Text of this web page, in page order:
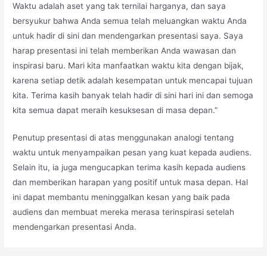
Waktu adalah aset yang tak ternilai harganya, dan saya
bersyukur bahwa Anda semua telah meluangkan waktu Anda
untuk hadir di sini dan mendengarkan presentasi saya. Saya
harap presentasi ini telah memberikan Anda wawasan dan
inspirasi baru. Mari kita manfaatkan waktu kita dengan bijak,
karena setiap detik adalah kesempatan untuk mencapai tujuan
kita. Terima kasih banyak telah hadir di sini hari ini dan semoga
kita semua dapat meraih kesuksesan di masa depan.”
Penutup presentasi di atas menggunakan analogi tentang
waktu untuk menyampaikan pesan yang kuat kepada audiens.
Selain itu, ia juga mengucapkan terima kasih kepada audiens
dan memberikan harapan yang positif untuk masa depan. Hal
ini dapat membantu meninggalkan kesan yang baik pada
audiens dan membuat mereka merasa terinspirasi setelah
mendengarkan presentasi Anda.